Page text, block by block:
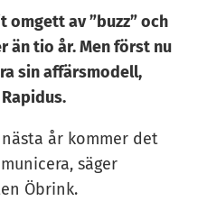
omgett av ”buzz” och
än tio år. Men först nu
sin affärsmodell,
år kommer det
säger
Öbrink.